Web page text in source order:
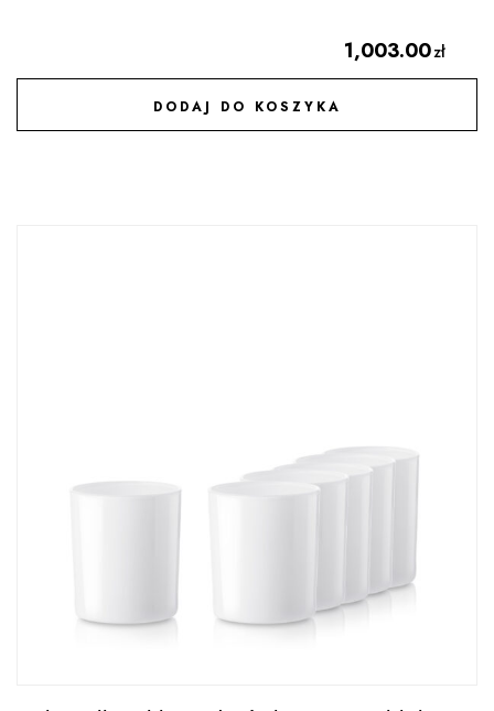
1,003.00zł
DODAJ DO KOSZYKA
DODAJ DO ULUBIONYCH